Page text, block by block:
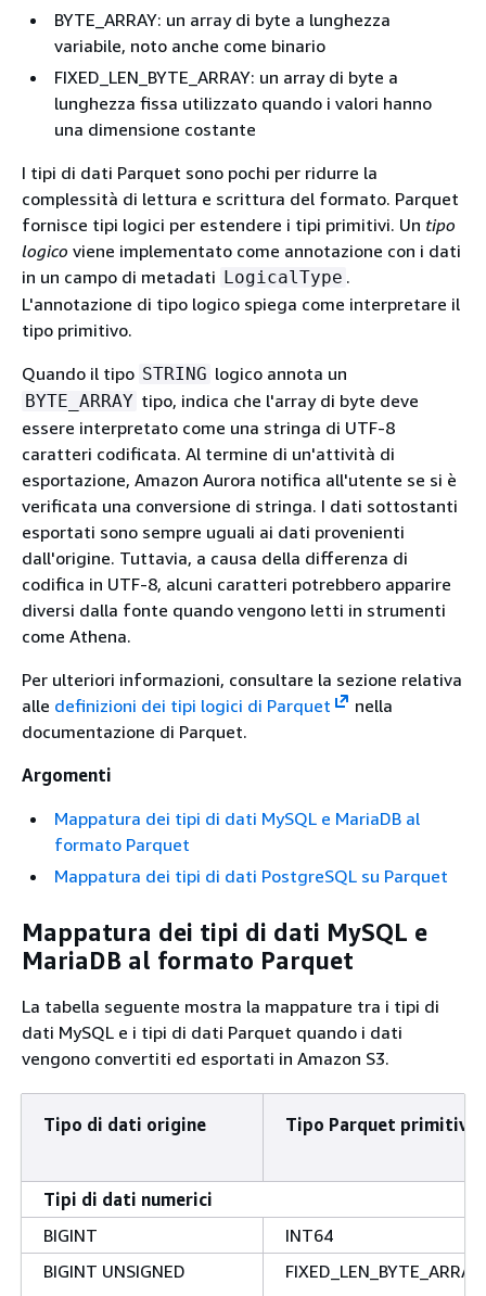
BYTE_ARRAY: un array di byte a lunghezza
variabile, noto anche come binario
FIXED_LEN_BYTE_ARRAY: un array di byte a
lunghezza fissa utilizzato quando i valori hanno
una dimensione costante
I tipi di dati Parquet sono pochi per ridurre la
complessità di lettura e scrittura del formato. Parquet
fornisce tipi logici per estendere i tipi primitivi. Un tipo
logico viene implementato come annotazione con i dati
in un campo di metadati LogicalType .
L'annotazione di tipo logico spiega come interpretare il
tipo primitivo.
Quando il tipo STRING logico annota un
BYTE_ARRAY tipo, indica che l'array di byte deve
essere interpretato come una stringa di UTF-8
caratteri codificata. Al termine di un'attività di
esportazione, Amazon Aurora notifica all'utente se si è
verificata una conversione di stringa. I dati sottostanti
esportati sono sempre uguali ai dati provenienti
dall'origine. Tuttavia, a causa della differenza di
codifica in UTF-8, alcuni caratteri potrebbero apparire
diversi dalla fonte quando vengono letti in strumenti
come Athena.
Per ulteriori informazioni, consultare la sezione relativa
alle definizioni dei tipi logici di Parquet
nella
documentazione di Parquet.
Argomenti
Mappatura dei tipi di dati MySQL e MariaDB al
formato Parquet
Mappatura dei tipi di dati PostgreSQL su Parquet
Mappatura dei tipi di dati MySQL e
MariaDB al formato Parquet
La tabella seguente mostra la mappature tra i tipi di
dati MySQL e i tipi di dati Parquet quando i dati
vengono convertiti ed esportati in Amazon S3.
Tipo di dati origine Tipo Parquet primitivo
Tipi di dati numerici
BIGINT
INT64
BIGINT UNSIGNED